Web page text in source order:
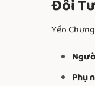
Đối
Yến
Phụ